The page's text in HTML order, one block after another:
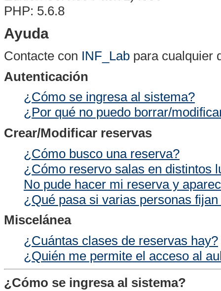
PHP: 5.6.8
Ayuda
Contacte con INF_Lab para cualquier
Autenticación
¿Cómo se ingresa al sistema?
¿Por qué no puedo borrar/
Crear/Modificar reservas
¿Cómo busco una reserva?
¿Cómo reservo salas en distintos
No pude hacer mi reserva y
¿Qué pasa si varias personas
Miscelánea
¿Cuántas clases de reservas hay?
¿Quién me permite el acceso al
¿Cómo se ingresa al sistema?